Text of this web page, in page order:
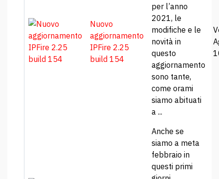
Nuovo
aggiornamento
IPFire 2.25
build 154
per l’anno
2021, le
modifiche e le
novità in
questo
aggiornamento
sono tante,
come orami
siamo abituati
a ...
Anche se
siamo a meta
febbraio in
questi primi